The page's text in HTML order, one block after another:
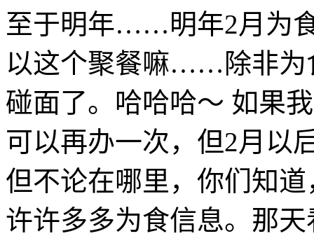
至于明年……明年2月为
以这个聚餐嘛……除非为
碰面了。哈哈哈～ 如果
可以再办一次，但2月以
但不论在哪里，你们知
许许多多为食信息。那